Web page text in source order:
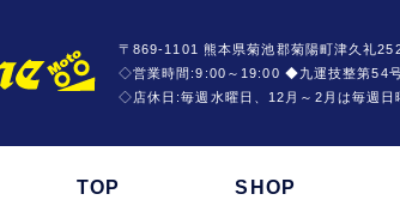
〒869-1101 熊本県菊池郡菊陽町津久礼
◇営業時間:9:00～19:00 ◆九運技整第54
◇店休日:毎週水曜日、12月～2月は毎週日
TOP SHOP